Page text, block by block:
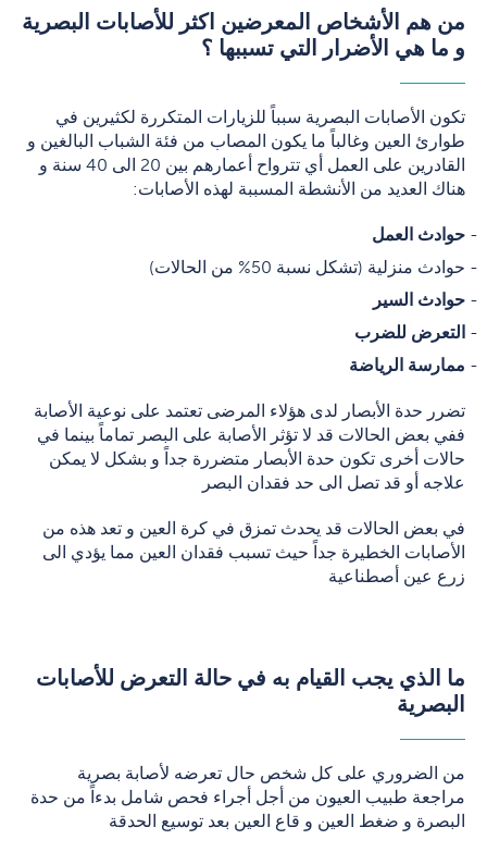
من هم الأشخاص المعرضين اكثر للأصابات البصرية
و ما هي الأضرار التي تسببها ؟
تكون الأصابات البصرية سبباً للزيارات المتكررة لكثيرين في
طوارئ العين وغالباً ما يكون المصاب من فئة الشباب البالغين و
القادرين على العمل أي تترواح أعمارهم بين 20 الى 40 سنة و
هناك العديد من الأنشطة المسببة لهذه الأصابات:
حوادث العمل
حوادث منزلية (تشكل نسبة 50% من الحالات)
حوادث السير
التعرض للضرب
ممارسة الرياضة
تضرر حدة الأبصار لدى هؤلاء المرضى تعتمد على نوعية الأصابة
ففي بعض الحالات قد لا تؤثر الأصابة على البصر تماماً بينما في
حالات أخرى تكون حدة الأبصار متضررة جداً و بشكل لا يمكن
علاجه أو قد تصل الى حد فقدان البصر
في بعض الحالات قد يحدث تمزق في كرة العين و تعد هذه من
الأصابات الخطيرة جداً حيث تسبب فقدان العين مما يؤدي الى
زرع عين أصطناعية
ما الذي يجب القيام به في حالة التعرض للأصابات
البصرية
من الضروري على كل شخص حال تعرضه لأصابة بصرية
مراجعة طبيب العيون من أجل أجراء فحص شامل بدءاً من حدة
البصرة و ضغط العين و قاع العين بعد توسيع الحدقة